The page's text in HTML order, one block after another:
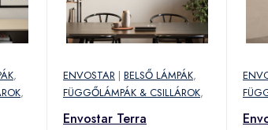
,
,
ENVOSTAR | BELSŐ LÁMPÁK,
FÜGGŐLÁMPÁK & CSILLÁROK,
Envostar Terra